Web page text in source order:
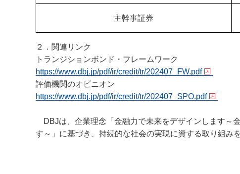
主幹事証券
２．関連リンク
トランジションボンド・フレームワーク
https://www.dbj.jp/pdf/ir/credit/tr/202407_FW.pdf
評価機関のオピニオン
https://www.dbj.jp/pdf/ir/credit/tr/202407_SPO.pdf
DBJは、企業理念「金融力で未来をデザインします～
す～」に基づき、持続的な社会の実現に資する取り組み